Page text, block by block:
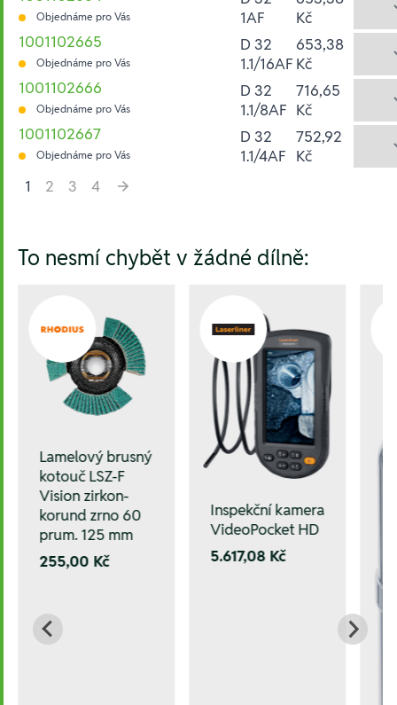
Objednáme pro Vás
1AF
Kč
1001102665
Objednáme pro Vás
D 32
1.1/16AF
653,38
Kč
1001102666
Objednáme pro Vás
D 32
1.1/8AF
716,65
Kč
1001102667
Objednáme pro Vás
D 32
1.1/4AF
752,92
Kč
1
2 3
4
To nesmí chybět v žádné dílně:
Lamelový brusný
kotouč LSZ-F
Vision zirkon-
korund zrno 60
prum. 125 mm
255,00 Kč
Inspekční kamera
VideoPocket HD
5.617,08 Kč